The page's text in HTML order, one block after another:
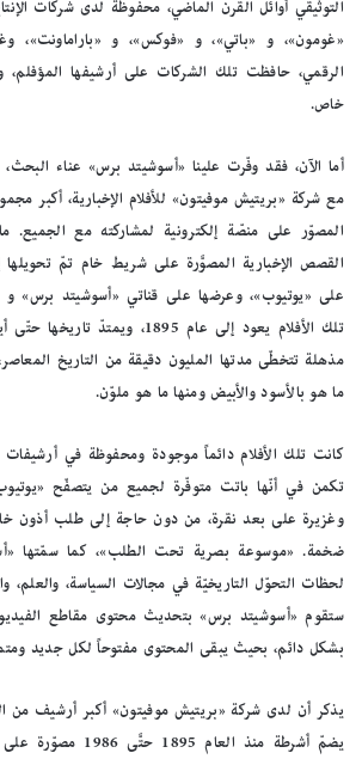
التوثيقي أوائل القرن الماضي، محفوظة لدى شركات
«غومون»، و «باتي»، و «فوكس»، و «باراماونت»،
الرقمي، حافظت تلك الشركات على أرشيفها
خاص.
أما الآن، فقد وفّرت علينا «أسوشيتد برس» عناء
مع شركة «بريتيش موفيتون» للأفلام الإخبارية، أكبر
القصص الإخبارية المصوَّرة على شريط خام تمّ
على «يوتيوب»، وعرضها على قناتي «أسوشيتد برس» و
تلك الأفلام يعود إلى عام 1895،
مذهلة تتخطّى مدتها المليون دقيقة من التاريخ
ما هو بالأسود والأبيض ومنها ما هو ملوّن.
كانت تلك الأفلام دائماً موجودة ومحفوظة في أرشيفات
تكمن في أنّها باتت متوفّرة لجميع من يتصفّح
وغزيرة على بعد نقرة، من دون حاجة إلى طلب أذون
ضخمة. «موسوعة بصرية تحت الطلب»، كما سمّتها
لحظات التحوّل التاريخيّة في مجالات السياسة، والعلم،
ستقوم «أسوشيتد برس» بتحديث محتوى مقاطع
بشكل دائم، بحيث يبقى المحتوى مفتوحاً لكل جديد
يذكر أن لدى شركة «بريتيش موفيتون» أكبر أرشيف من